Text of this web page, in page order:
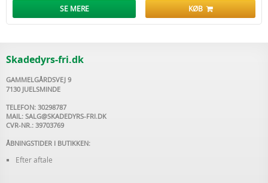
SE MERE KØB
Skadedyrs-fri.dk
GAMMELGÅRDSVEJ 9
7130 JUELSMINDE
TELEFON: 30298787
MAIL: SALG@SKADEDYRS-FRI.DK
CVR-NR.: 39703769
ÅBNINGSTIDER I BUTIKKEN:
Efter aftale